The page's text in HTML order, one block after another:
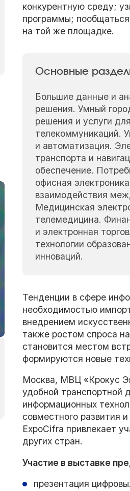
конкурентную среду;
программы;
на той же площадке.
Основные
Большие данные и
решения. Умный
решения и услуги для
телекоммуникаций.
и автоматизация.
транспорта и
обеспечение.
офисная
взаимодействия
Медицинская
телемедицина.
и электронная
технологии
инноваций.
Тенденции в сфере
необходимостью
внедрением
также ростом спроса
становится местом
формируются новые
Москва, МВЦ «Крокус
удобной транспортной
информационных
совместного развития
ExpoCifra привлекает
других стран.
Участие в выставке
презентация